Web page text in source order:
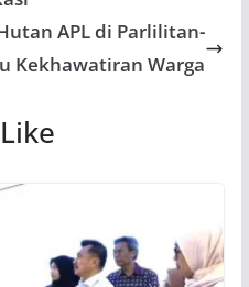
APL di Parlilitan-
Kekhawatiran Warga